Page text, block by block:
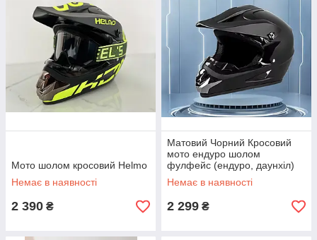
Мото шолом кросовий Helmo
Немає в наявності
2 390 ₴
Матовий Чорний Кросовий
мото ендуро шолом
фулфейс (ендуро, даунхіл)
Немає в наявності
2 299 ₴